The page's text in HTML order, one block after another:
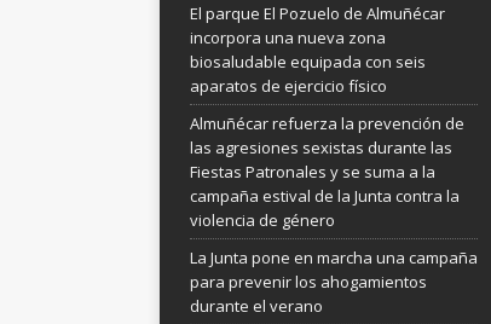
El parque El Pozuelo de Almuñécar
incorpora una nueva zona
biosaludable equipada con seis
aparatos de ejercicio físico
Almuñécar refuerza la prevención de
las agresiones sexistas durante las
Fiestas Patronales y se suma a la
campaña estival de la Junta contra la
violencia de género
La Junta pone en marcha una campaña
para prevenir los ahogamientos
durante el verano